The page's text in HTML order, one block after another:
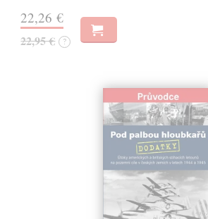
22,26 €
22,95 € ?